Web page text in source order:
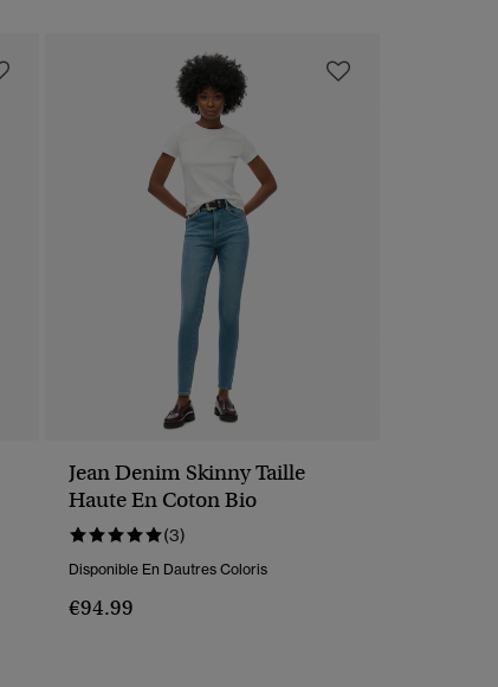
Jean Denim Skinny Taille
Haute En Coton Bio
(3)
Disponible En Dautres Coloris
€94.99